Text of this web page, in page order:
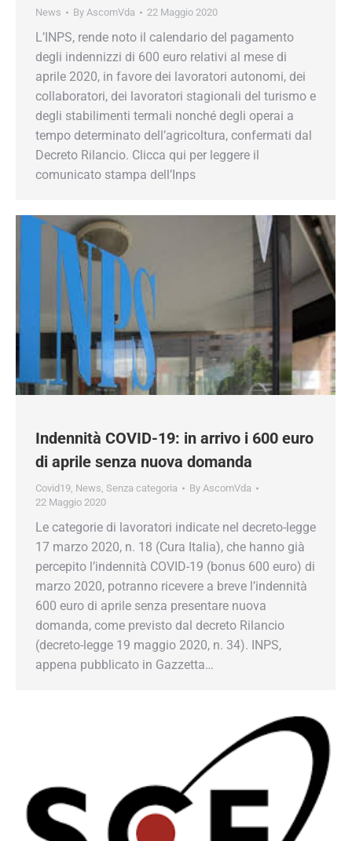
News By AscomVda 22 Maggio 2020
L’INPS, rende noto il calendario del pagamento
degli indennizzi di 600 euro relativi al mese di
aprile 2020, in favore dei lavoratori autonomi, dei
collaboratori, dei lavoratori stagionali del turismo e
degli stabilimenti termali nonché degli operai a
tempo determinato dell’agricoltura, confermati dal
Decreto Rilancio. Clicca qui per leggere il
comunicato stampa dell’Inps
Indennità COVID-19: in arrivo i 600 euro
di aprile senza nuova domanda
Covid19 News Senza categoria By AscomVda
22 Maggio 2020
Le categorie di lavoratori indicate nel decreto-legge
17 marzo 2020, n. 18 (Cura Italia), che hanno già
percepito l’indennità COVID-19 (bonus 600 euro) di
marzo 2020, potranno ricevere a breve l’indennità
600 euro di aprile senza presentare nuova
domanda, come previsto dal decreto Rilancio
(decreto-legge 19 maggio 2020, n. 34). INPS,
appena pubblicato in Gazzetta…